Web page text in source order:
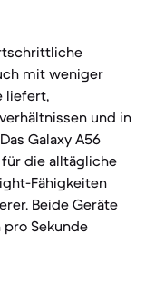
mit weniger
liefert,
und in
Galaxy A56
die alltägliche
Fähigkeiten
Beide Geräte
Sekunde